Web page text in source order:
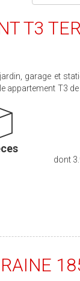
T3
garage et
T3 de
lumineux, de
bien dispose d'un
à la charge
dont